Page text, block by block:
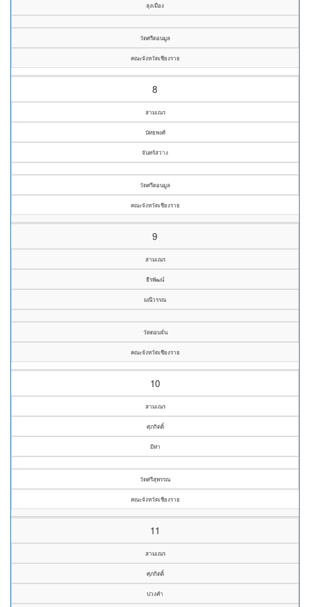
ลุงเมือง
วัดศรีดอนมูล
คณะจังหวัดเชียงราย
8
สามเณร
นัทธพงศ์
จันทร์สว่าง
วัดศรีดอนมูล
คณะจังหวัดเชียงราย
9
สามเณร
ธีรพัฒน์
มณีวรรณ
วัดดอนจั่น
คณะจังหวัดเชียงราย
10
สามเณร
ศุภกิตติ์
มีท่า
วัดศรีสุพรรณ
คณะจังหวัดเชียงราย
11
สามเณร
ศุภกิตติ์
ปวงคำ